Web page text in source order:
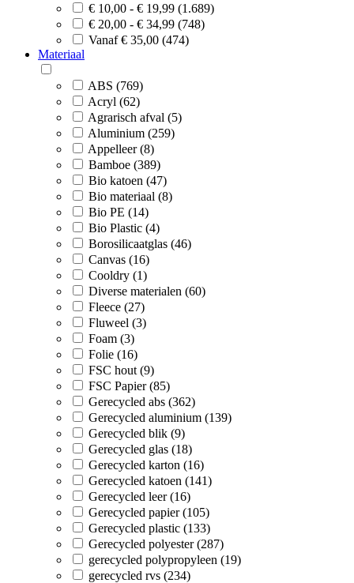
€ 10,00 - € 19,99 (1.689)
€ 20,00 - € 34,99 (748)
Vanaf € 35,00 (474)
Materiaal
ABS (769)
Acryl (62)
Agrarisch afval (5)
Aluminium (259)
Appelleer (8)
Bamboe (389)
Bio katoen (47)
Bio materiaal (8)
Bio PE (14)
Bio Plastic (4)
Borosilicaatglas (46)
Canvas (16)
Cooldry (1)
Diverse materialen (60)
Fleece (27)
Fluweel (3)
Foam (3)
Folie (16)
FSC hout (9)
FSC Papier (85)
Gerecycled abs (362)
Gerecycled aluminium (139)
Gerecycled blik (9)
Gerecycled glas (18)
Gerecycled karton (16)
Gerecycled katoen (141)
Gerecycled leer (16)
Gerecycled papier (105)
Gerecycled plastic (133)
Gerecycled polyester (287)
gerecycled polypropyleen (19)
gerecycled rvs (234)